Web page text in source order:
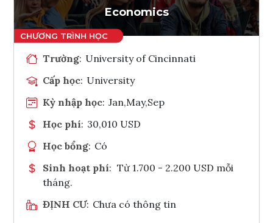
Economics
Trường: University of Cincinnati
Cấp học: University
Kỳ nhập học: Jan,May,Sep
Học phí: 30,010 USD
Học bổng: Có
Sinh hoạt phí: Từ 1.700 - 2.200 USD mỗi
tháng.
ĐỊNH CƯ: Chưa có thông tin